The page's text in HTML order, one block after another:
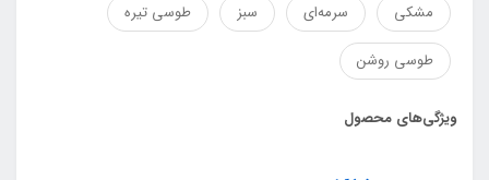
مشکی
سرمه‌ای سبز طوسی تیره
طوسی روشن
ویژگی‌های محصول